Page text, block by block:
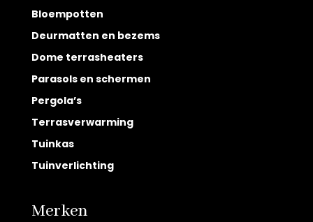
Bloempotten
Deurmatten en bezems
Dome terrasheaters
Parasols en schermen
Pergola’s
Terrasverwarming
Tuinkas
Tuinverlichting
Merken